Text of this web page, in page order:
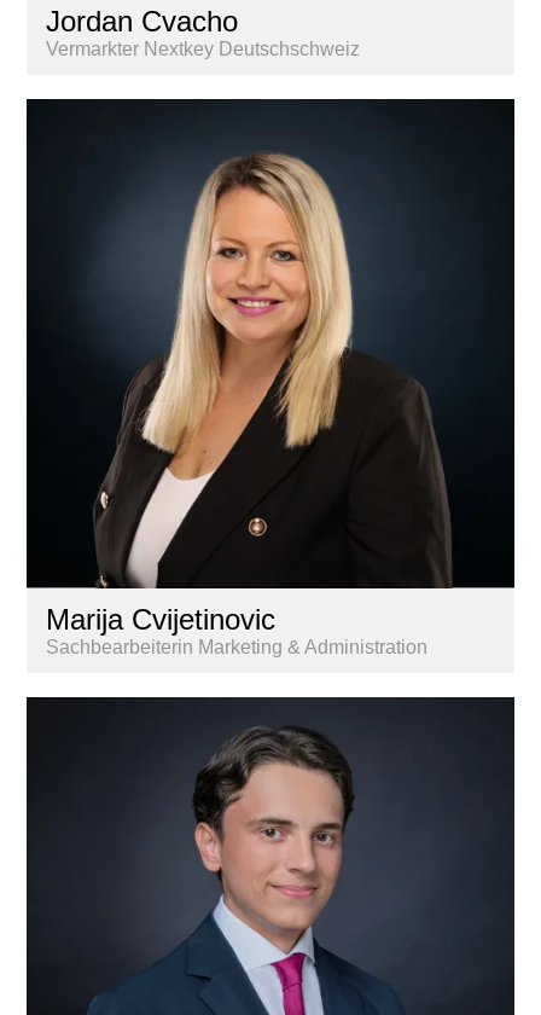
Jordan Cvacho
Vermarkter Nextkey Deutschschweiz
Marija Cvijetinovic
Sachbearbeiterin Marketing & Administration